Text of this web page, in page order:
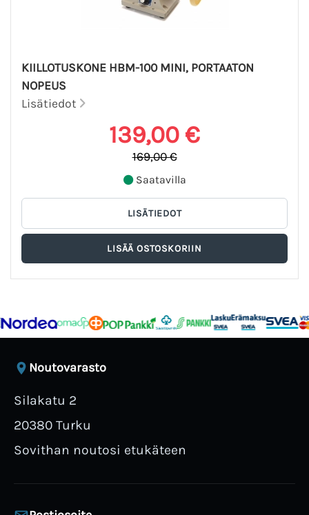
KIILLOTUSKONE HBM-100 MINI, PORTAATON
NOPEUS
Lisätiedot
139,00 €
169,00 €
Saatavilla
Noutovarasto
Silakatu 2
20380 Turku
Sovithan noutosi etukäteen